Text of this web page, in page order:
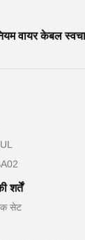
वायर केबल
शर्तें
सेट